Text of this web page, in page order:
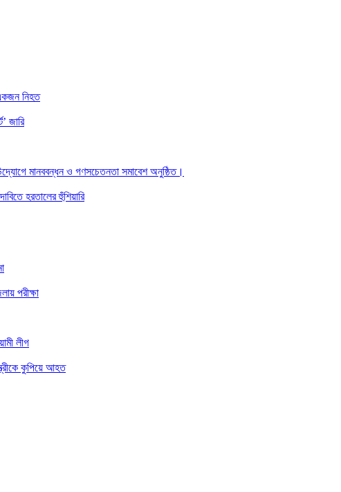
নিহত
জারি
মানববন্ধন ও গণসচেতনতা সমাবেশ অনুষ্ঠিত।
হরতালের হুঁশিয়ারি
পরীক্ষা
লীগ
কুপিয়ে আহত